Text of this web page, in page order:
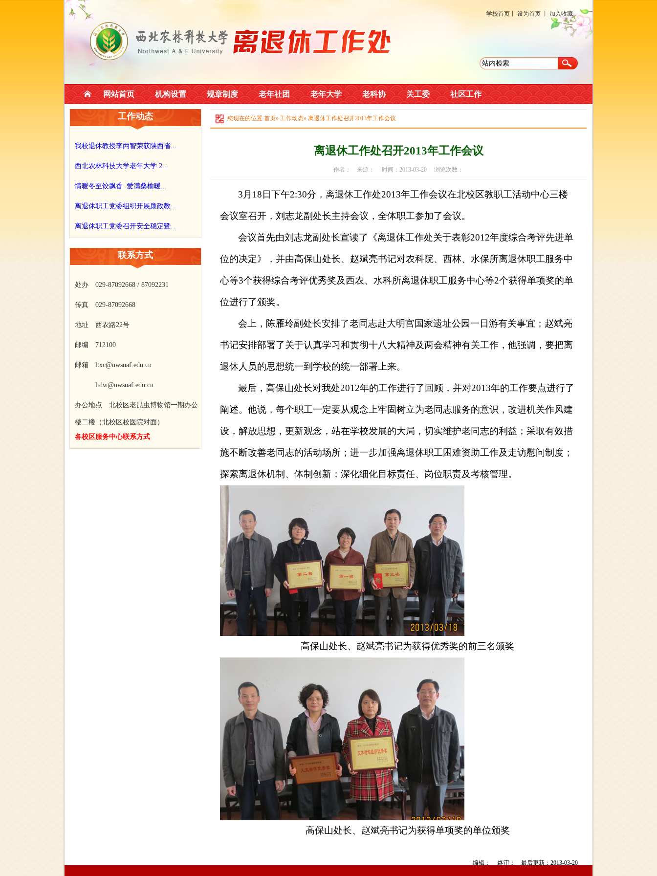
学校首页 设为首页 加入收藏
网站首页 机构设置 规章制度 老年社团 老年大学 老科协 关工委 社区工作
工作动态
我校退休教授李丙智荣获陕西省...
西北农林科技大学老年大学 2...
情暖冬至饺飘香 爱满桑榆暖...
离退休职工党委组织开展廉政教...
离退休职工党委召开安全稳定暨...
联系方式
处办 029-87092668 / 87092231
传真 029-87092668
地址 西农路22号
邮编 712100
邮箱 ltxc@nwsuaf.edu.cn
ltdw@nwsuaf.edu.cn
办公地点 北校区老昆虫博物馆一期办公
楼二楼（北校区校医院对面）
各校区服务中心联系方式
您现在的位置 首页» 工作动态» 离退休工作处召开2013年工作会议
离退休工作处召开2013年工作会议
作者： 来源： 时间：2013-03-20 浏览次数：
3 月 18 日下午2:30分，离退休工作处2013年工作会议在北校区教职工活动中心三楼
会议室召开，刘志龙副处长主持会议，全体职工参加了会议。
会议首先由刘志龙副处长宣读了《离退休工作处关于表彰2012年度综合考评先进单
位的决定》，并由高保山处长、赵斌亮书记对农科院、西林、水保所离退休职工服务中
心等3个获得综合考评优秀奖及西农、水科所离退休职工服务中心等2个获得单项奖的单
位进行了颁奖。
会上，陈雁玲副处长安排了老同志赴大明宫国家遗址公园一日游有关事宜；赵斌亮
书记安排部署了关于认真学习和贯彻十八大精神及两会精神有关工作，他强调，要把离
退休人员的思想统一到学校的统一部署上来。
最后，高保山处长对我处2012年的工作进行了回顾，并对2013年的工作要点进行了
阐述。他说，每个职工一定要从观念上牢固树立为老同志服务的意识，改进机关作风建
设，解放思想，更新观念，站在学校发展的大局，切实维护老同志的利益；采取有效措
施不断改善老同志的活动场所；进一步加强离退休职工困难资助工作及走访慰问制度；
探索离退休机制、体制创新；深化细化目标责任、岗位职责及考核管理。
高保山处长、赵斌亮书记为获得优秀奖的前三名颁奖
高保山处长、赵斌亮书记为获得单项奖的单位颁奖
编辑： 终审： 最后更新：2013-03-20